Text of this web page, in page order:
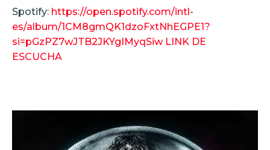
Spotify: https://open.spotify.com/intl-
es/album/1CM8gmQK1dzoFxtNhEGPE1?
si=pGzPZ7wJTB2JKYgIMyqSiw LINK DE
ESCUCHA